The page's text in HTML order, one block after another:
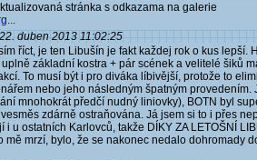
stránka s odkazama na galerie
22. duben 2013 11:02:25
říct, je ten Libušín je fakt každej rok o kus lepší.
základní kostra + pár scének a velitelé šiků
To musí být i pro diváka líbivější, protože to
nebo jeho následným špatným
mnohokrát předčí nudný liniovky), BOTN byl
zdárně ostraňována. Já jsem si to i přes
i u ostatních Karlovců, takže DÍKY ZA LETOŠNÍ
mě mrzí, bylo, že se nakonec nedalo dohromady